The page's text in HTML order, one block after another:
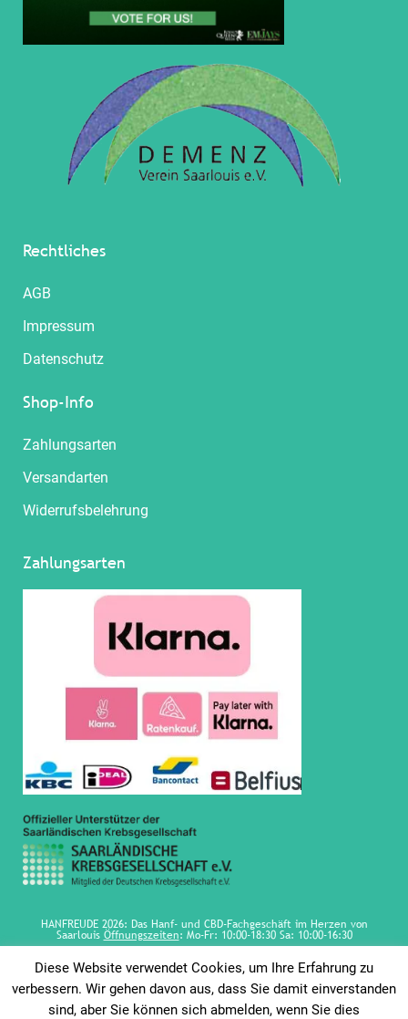
Rechtliches
AGB
Impressum
Datenschutz
Shop-Info
Zahlungsarten
Versandarten
Widerrufsbelehrung
Zahlungsarten
HANFREUDE 2026: Das Hanf- und CBD-Fachgeschäft im Herzen von
Saarlouis Öffnungszeiten: Mo-Fr: 10:00-18:30 Sa: 10:00-16:30
Diese Website verwendet Cookies, um Ihre Erfahrung zu
verbessern. Wir gehen davon aus, dass Sie damit einverstanden
sind, aber Sie können sich abmelden, wenn Sie dies